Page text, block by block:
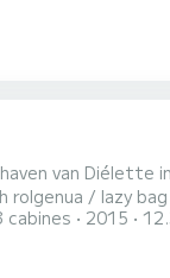
Engelse Kanaal. Uitrusting:
/ lazy
- USB - aux /
cabines 2015